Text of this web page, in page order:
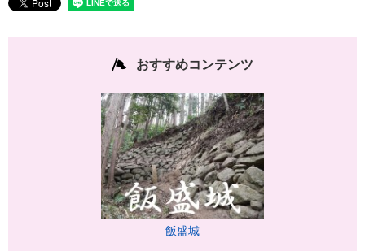
おすすめコンテンツ
飯盛城